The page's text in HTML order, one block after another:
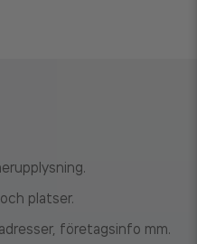
platser.
företagsinfo mm.